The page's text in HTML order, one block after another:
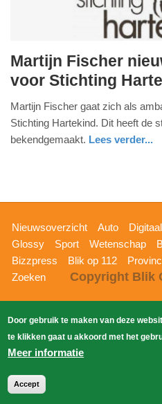
woensdag,
april
2017
-
04-
2025
09:10
Martijn Fischer
voor Stichting
Martijn Fischer gaat zich als
Stichting Hartekind. Dit heeft de
bekendgemaakt. Lees verder...
Hoofdnavigatie
Nieuwsoverzicht Auto Digitaal
Glossy
Sport Wetenschap
Bizzpress
Blik op 112
Zoeken
Copyright Blik
Door gebruik te maken van deze
te klikken gaat u akkoord met het
Meer informatie
Accept